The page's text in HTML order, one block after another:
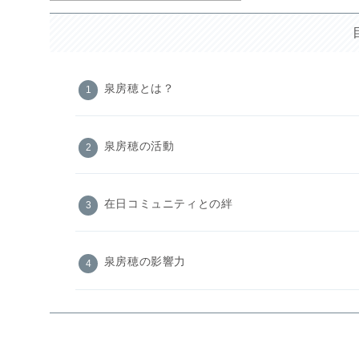
泉房穂とは？
泉房穂の活動
在日コミュニティとの絆
泉房穂の影響力